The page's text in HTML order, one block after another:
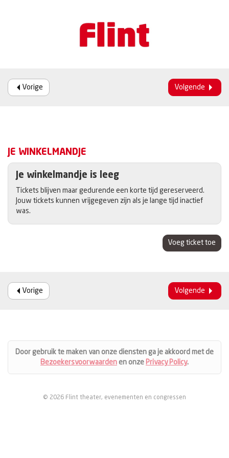
Vorige Volgende
JE WINKELMANDJE
Je winkelmandje is leeg
Tickets blijven maar gedurende een korte tijd gereserveerd.
Jouw tickets kunnen vrijgegeven zijn als je lange tijd inactief
was.
Voeg ticket toe
Vorige Volgende
Door gebruik te maken van onze diensten ga je akkoord met de
Bezoekersvoorwaarden en onze Privacy Policy.
© 2026 Flint theater, evenementen en congressen